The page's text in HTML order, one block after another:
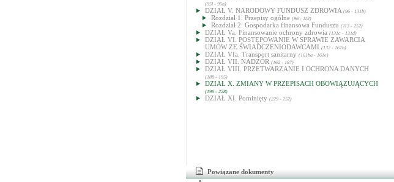
(95l - 95n)
DZIAŁ V. NARODOWY FUNDUSZ ZDROWIA (96 - 131b)
Rozdział 1. Przepisy ogólne (96 - 112)
Rozdział 2. Gospodarka finansowa Funduszu (113 - 252)
DZIAŁ Va. Finansowanie ochrony zdrowia (131c - 131d)
DZIAŁ VI. POSTĘPOWANIE W SPRAWIE ZAWARCIA
UMÓW ZE ŚWIADCZENIODAWCAMI (132 - 161b)
DZIAŁ VIa. Transport sanitarny (161ba - 161e)
DZIAŁ VII. NADZÓR (162 - 187)
DZIAŁ VIII. PRZETWARZANIE I OCHRONA DANYCH
(188 - 195)
DZIAŁ X. ZMIANY W PRZEPISACH OBOWIĄZUJĄCYCH
(196 - 228)
DZIAŁ XI. Pominięty (229 - 252)
Powiązane dokumenty